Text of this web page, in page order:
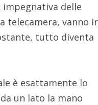
impegnativa delle
telecamera, vanno
tutto diventa
è esattamente lo
un lato la mano